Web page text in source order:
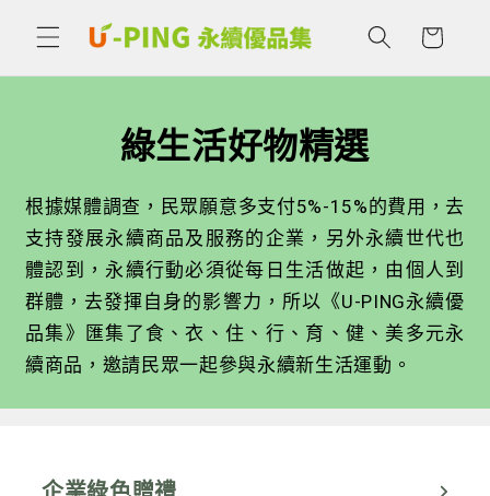
容
物
綠生活好物精選
根據媒體調查，民眾願意多支付5%-15%的費用，去
支持發展永續商品及服務的企業，另外永續世代也
體認到，永續行動必須從每日生活做起，由個人到
群體，去發揮自身的影響力，所以《U-PING永續優
品集》匯集了食、衣、住、行、育、健、美多元永
續商品，邀請民眾一起參與永續新生活運動。